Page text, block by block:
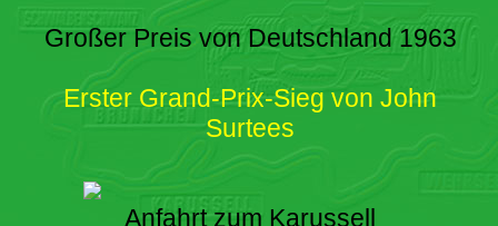
Großer Preis von Deutschland 1963
Erster Grand-Prix-Sieg von John
Surtees
Anfahrt zum Karussell